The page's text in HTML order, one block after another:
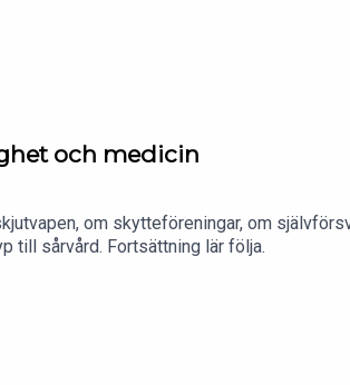
och medicin
om skytteföreningar, om
till sårvård. Fortsättning lär följa.